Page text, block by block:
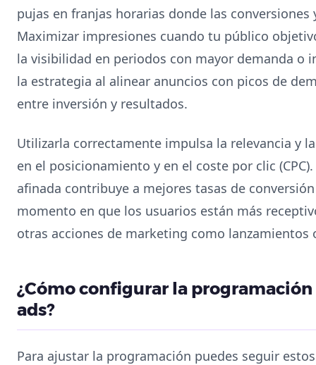
pujas en franjas horarias donde las
Maximizar impresiones cuando tu público
la visibilidad en periodos con mayor demanda o
la estrategia al alinear anuncios con picos de
entre inversión y resultados.
Utilizarla correctamente impulsa la relevancia y
en el posicionamiento y en el coste por clic
afinada contribuye a mejores tasas de
momento en que los usuarios están más
otras acciones de marketing como
¿Cómo configurar la
ads?
Para ajustar la programación puedes seguir